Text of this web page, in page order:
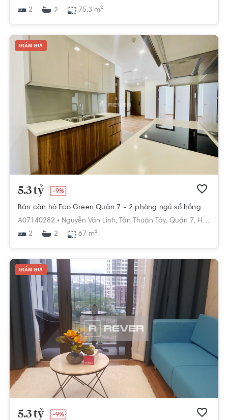
2
2 75.3 m²
GIẢM GIÁ
5.3 tỷ -9%
Bán căn hộ Eco Green Quận 7 - 2 phòng ngủ sổ hồng sẵn
A07140282 • Nguyễn Văn Linh, Tân Thuận Tây, Quận 7, Hồ Chí Minh
2
2 67 m²
GIẢM GIÁ
5.3 tỷ -9%